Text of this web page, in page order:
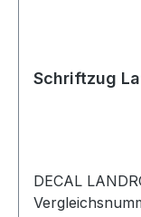
Schriftzug
DECAL